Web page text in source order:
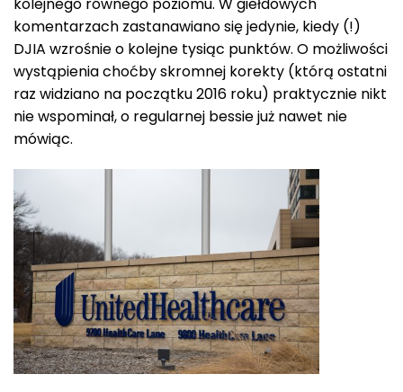
kolejnego równego poziomu. W giełdowych
komentarzach zastanawiano się jedynie, kiedy (!)
DJIA wzrośnie o kolejne tysiąc punktów. O możliwości
wystąpienia choćby skromnej korekty (którą ostatni
raz widziano na początku 2016 roku) praktycznie nikt
nie wspominał, o regularnej bessie już nawet nie
mówiąc.